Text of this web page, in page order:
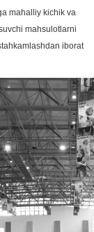
mahalliy kichik va
mahsulotlarni
iborat